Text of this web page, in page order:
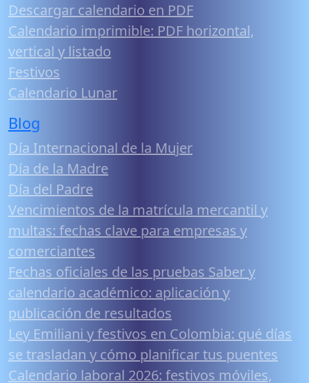
Descargar calendario en PDF
Calendario imprimible: PDF horizontal,
vertical y listado
Festivos
Calendario Lunar
Blog
Día Internacional de la Mujer
Día de la Madre
Día del Padre
Vencimientos de la matrícula mercantil y
multas: fechas clave para empresas y
comerciantes
Fechas oficiales de las pruebas Saber y
calendario académico: aplicación y
publicación de resultados
Ley Emiliani y festivos en Colombia: qué días
se trasladan y cómo planificar tus puentes
Calendario laboral 2026: festivos móviles,